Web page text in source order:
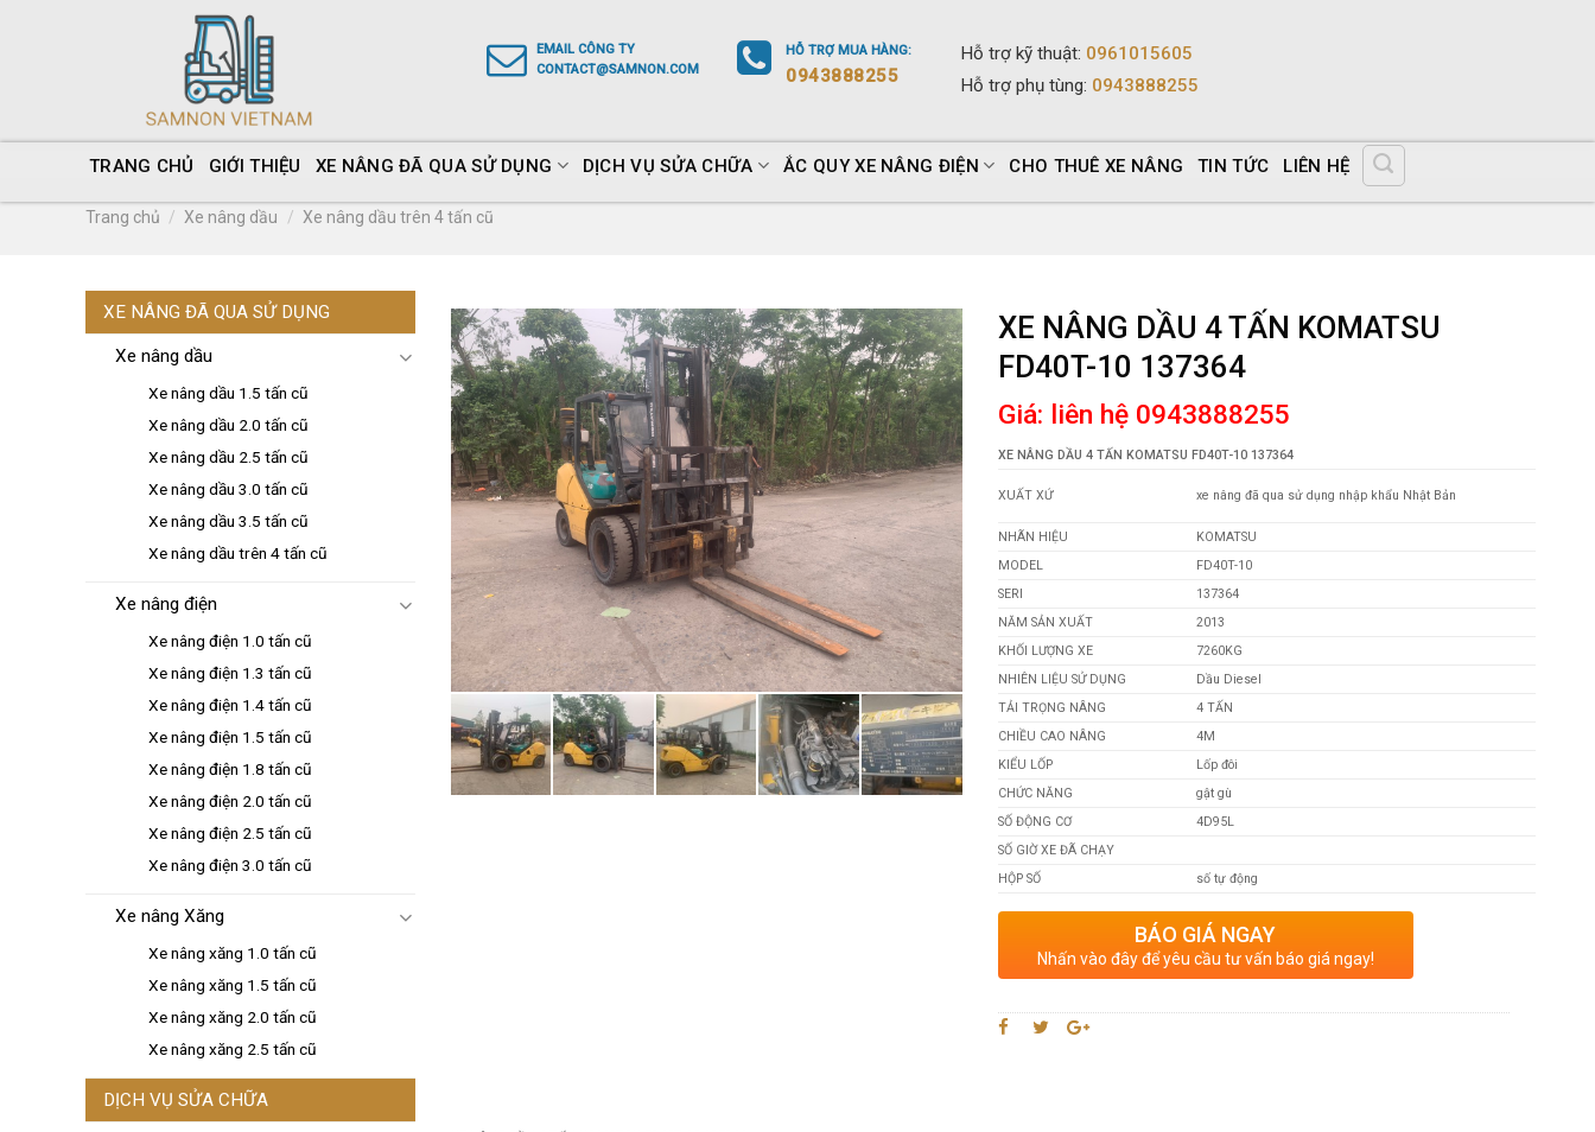
Hỗ trợ kỹ thuật: 0961015605
Hỗ trợ phụ tùng: 0943888255
HỖ TRỢMUA HÀNG:
0943888255
EMAIL CÔNG TY
CONTACT@SAMNON.COM
TRANG CHỦ GIỚI THIỆU XE NÂNG ĐÃ QUA SỬ DỤNG DỊCH VỤ SỬA CHỮA ẮC QUY XE NÂNG ĐIỆN CHO THUÊ XE NÂNG TIN TỨC LIÊN HỆ
Trang chủ / Xe nâng dầu / Xe nâng dầu trên 4 tấn cũ
XE NÂNG ĐÃ QUA SỬ DỤNG
Xe nâng dầu
Xe nâng dầu 1.5 tấn cũ
Xe nâng dầu 2.0 tấn cũ
Xe nâng dầu 2.5 tấn cũ
Xe nâng dầu 3.0 tấn cũ
Xe nâng dầu 3.5 tấn cũ
Xe nâng dầu trên 4 tấn cũ
Xe nâng điện
Xe nâng điện 1.0 tấn cũ
Xe nâng điện 1.3 tấn cũ
Xe nâng điện 1.4 tấn cũ
Xe nâng điện 1.5 tấn cũ
Xe nâng điện 1.8 tấn cũ
Xe nâng điện 2.0 tấn cũ
Xe nâng điện 2.5 tấn cũ
Xe nâng điện 3.0 tấn cũ
Xe nâng Xăng
Xe nâng xăng 1.0 tấn cũ
Xe nâng xăng 1.5 tấn cũ
Xe nâng xăng 2.0 tấn cũ
Xe nâng xăng 2.5 tấn cũ
DỊCH VỤ SỬA CHỮA
XE NÂNG DẦU 4 TẤN KOMATSU
FD40T-10 137364
Giá: liên hệ 0943888255
XE NÂNG DẦU 4 TẤN KOMATSU FD40T-10 137364
XUẤT XỨ xe nâng đã qua sử dụng nhập khẩu Nhật Bản
NHÃN HIỆU
KOMATSU
MODEL
FD40T-10
SERI
137364
NĂM SẢN XUẤT
2013
KHỐI LƯỢNG XE
7260KG
NHIÊN LIỆU SỬ DỤNG
Dầu Diesel
TẢI TRỌNG NÂNG
4 TẤN
CHIỀU CAO NÂNG
4M
KIỂU LỐP
Lốp đôi
CHỨC NĂNG
gật gù
SỐ ĐỘNG CƠ
4D95L
SỐ GIỜ XE ĐÃ CHẠY
HỘP SỐ
số tự động
BÁO GIÁ NGAY
Nhấn vào đây để yêu cầu tư vấn báo giá ngay!